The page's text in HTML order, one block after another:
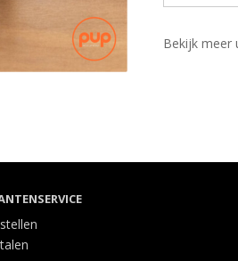
Bekijk meer